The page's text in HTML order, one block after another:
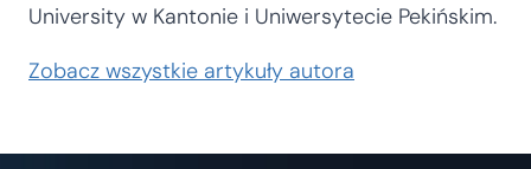
University w Kantonie i Uniwersytecie Pekińskim.
Zobacz wszystkie artykuły autora